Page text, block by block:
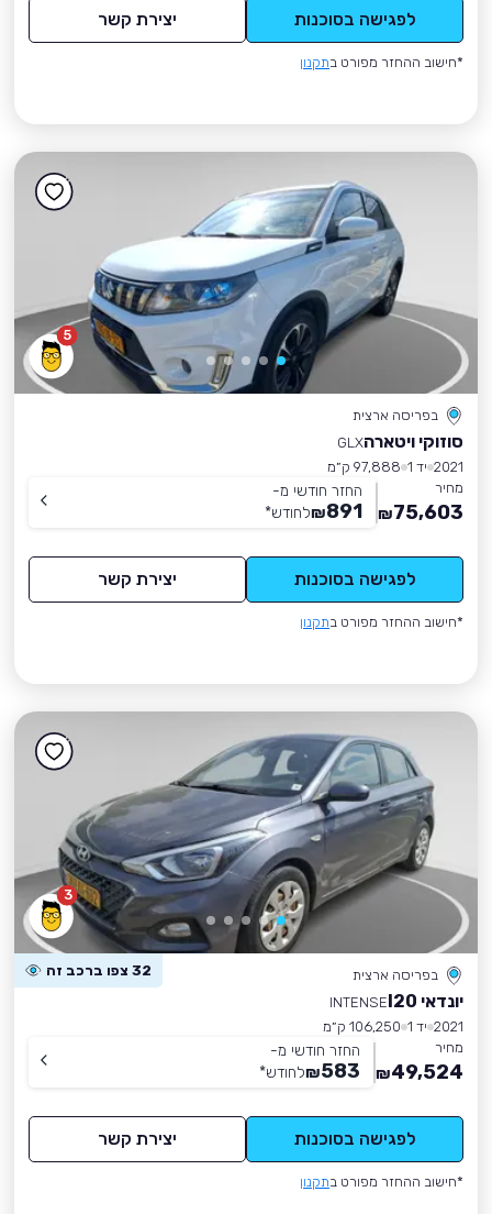
לפגישה בסוכנות יצירת קשר
*חישוב ההחזר מפורט בתקנון
5
בפריסה ארצית
סוזוקי ויטארהGLX
2021 יד 1
97,888 ק״מ
מחיר
75,603
₪
החזר חודשי מ-
891
₪לחודש*
לפגישה בסוכנות יצירת קשר
*חישוב ההחזר מפורט בתקנון
3
בפריסה ארצית 32 צפו ברכב זה
יונדאי I20
INTENSE
2021 יד 1
106,250 ק״מ
מחיר
49,524
₪
החזר חודשי מ-
583
₪לחודש*
לפגישה בסוכנות יצירת קשר
*חישוב ההחזר מפורט בתקנון